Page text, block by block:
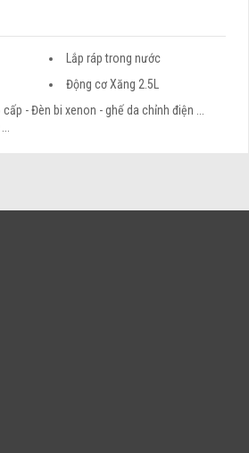
Lắp ráp trong nước
Động cơ Xăng 2.5L
- Đèn bi xenon - ghế da chỉnh điện ...